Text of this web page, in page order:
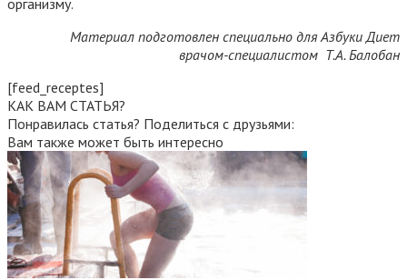
Материал подготовлен специально для Азбуки Диет
врачом-специалистом Т.А. Балобан
[feed_receptes]
КАК ВАМ СТАТЬЯ?
Понравилась статья? Поделиться с друзьями:
Вам также может быть интересно